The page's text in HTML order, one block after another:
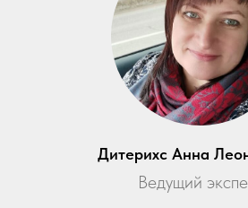
Дитерихс Анна
Ведущий